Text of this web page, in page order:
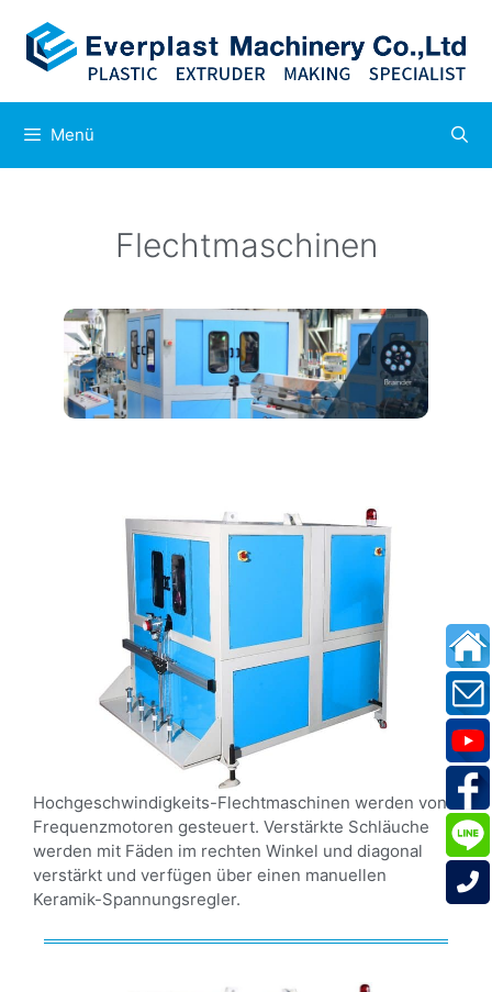
Menü
Flechtmaschinen
Hochgeschwindigkeits-Flechtmaschinen werden von
Frequenzmotoren gesteuert. Verstärkte Schläuche
werden mit Fäden im rechten Winkel und diagonal
verstärkt und verfügen über einen manuellen
Keramik-Spannungsregler.